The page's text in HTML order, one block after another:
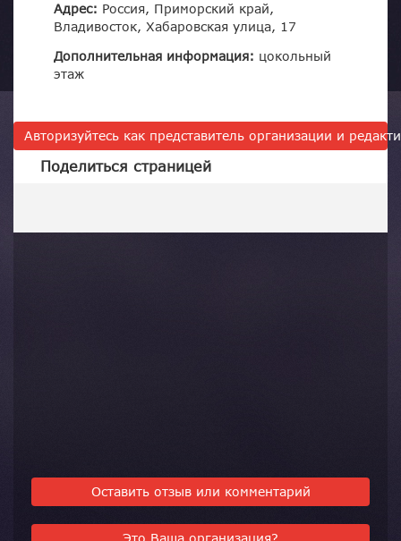
Адрес: Россия, Приморский край,
Владивосток, Хабаровская улица, 17
Дополнительная информация: цокольный
этаж
Авторизуйтесь как представитель организации и
Поделиться страницей
Оставить отзыв или комментарий